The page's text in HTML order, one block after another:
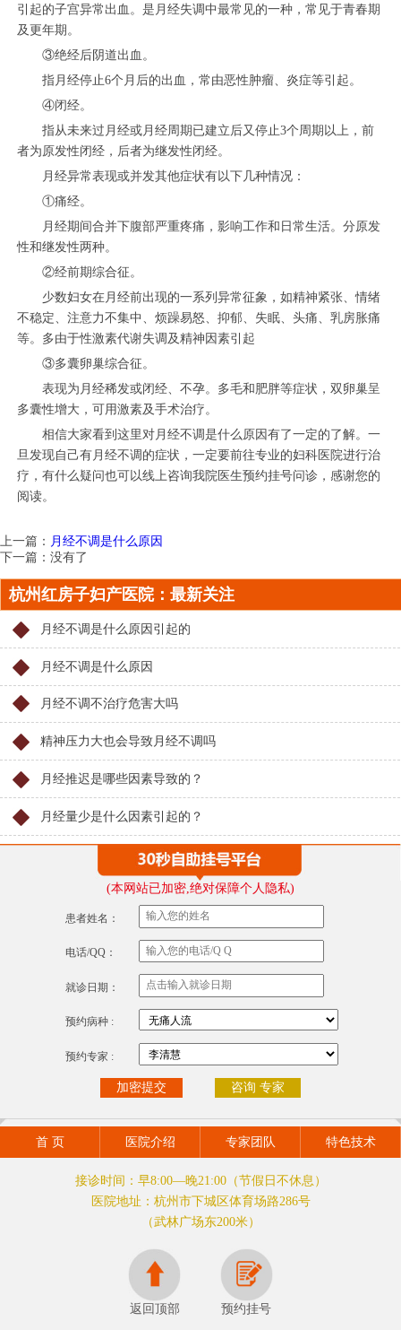
引起的子宫异常出血。是月经失调中最常见的一种，常见于青春期
及更年期。
③绝经后阴道出血。
指月经停止6个月后的出血，常由恶性肿瘤、炎症等引起。
④闭经。
指从未来过月经或月经周期已建立后又停止3个周期以上，前
者为原发性闭经，后者为继发性闭经。
月经异常表现或并发其他症状有以下几种情况：
①痛经。
月经期间合并下腹部严重疼痛，影响工作和日常生活。分原发
性和继发性两种。
②经前期综合征。
少数妇女在月经前出现的一系列异常征象，如精神紧张、情绪
不稳定、注意力不集中、烦躁易怒、抑郁、失眠、头痛、乳房胀痛
等。多由于性激素代谢失调及精神因素引起
③多囊卵巢综合征。
表现为月经稀发或闭经、不孕。多毛和肥胖等症状，双卵巢呈
多囊性增大，可用激素及手术治疗。
相信大家看到这里对月经不调是什么原因有了一定的了解。一
旦发现自己有月经不调的症状，一定要前往专业的妇科医院进行治
疗，有什么疑问也可以线上咨询我院医生预约挂号问诊，感谢您的
阅读。
上一篇： 月经不调是什么原因
下一篇：没有了
杭州红房子妇产医院：最新关注
月经不调是什么原因引起的
月经不调是什么原因
月经不调不治疗危害大吗
精神压力大也会导致月经不调吗
月经推迟是哪些因素导致的？
月经量少是什么因素引起的？
(本网站已加密,绝对保障个人隐私)
患者姓名：
电话/QQ：
就诊日期：
预约病种 :
预约专家 :
咨询 专家
首 页 医院介绍 专家团队 特色技术
接诊时间：早8:00—晚21:00（节假日不休息）
医院地址：杭州市下城区体育场路286号
（武林广场东200米）
返回顶部 预约挂号